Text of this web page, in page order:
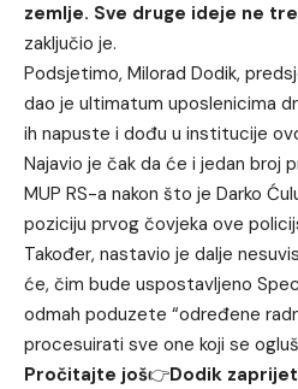
zemlje. Sve druge ideje ne
zaključio je.
Podsjetimo, Milorad Dodik,
dao je ultimatum uposlenicima
ih napuste i dođu u institucije
Najavio je čak da će i jedan broj
MUP RS-a nakon što je Darko
poziciju prvog čovjeka ove
Također, nastavio je dalje
će, čim bude uspostavljeno
odmah poduzete “određene
procesuirati sve one koji se
Pročitajte još👉Dodik